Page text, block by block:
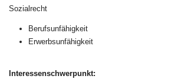
Sozialrecht
Berufsunfähigkeit
Erwerbsunfähigkeit
Interessenschwerpunkt: